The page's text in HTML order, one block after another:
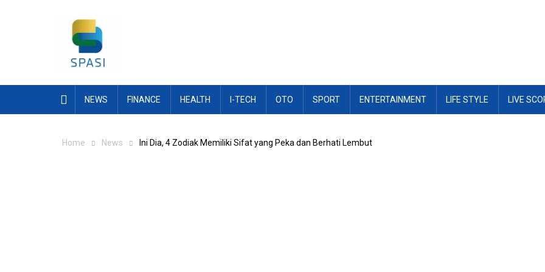
NEWS FINANCE HEALTH I-TECH OTO SPORT ENTERTAINMENT LIFE STYLE LIVE
Home News Ini Dia, 4 Zodiak Memiliki Sifat yang Peka dan Berhati Lembut